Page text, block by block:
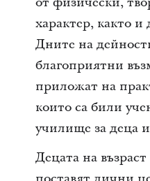
характер, както
Дните на
благоприятни
приложат на
които са били
училище за деца
Децата на